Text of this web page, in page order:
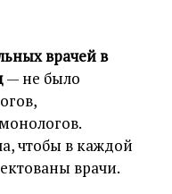
врачей в
— не было
чтобы в каждой
врачи.